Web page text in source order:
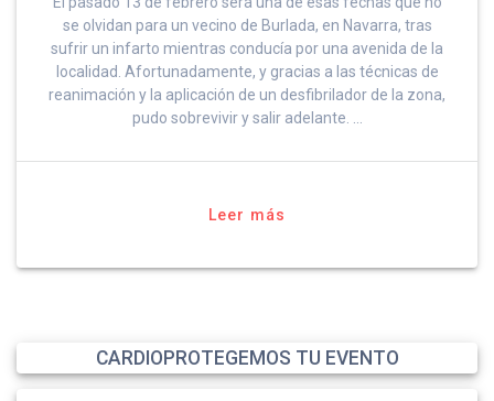
se olvidan para un vecino de Burlada, en Navarra, tras
sufrir un infarto mientras conducía por una avenida de la
localidad. Afortunadamente, y gracias a las técnicas de
reanimación y la aplicación de un desfibrilador de la zona,
pudo sobrevivir y salir adelante. …
Leer más
CARDIOPROTEGEMOS TU EVENTO